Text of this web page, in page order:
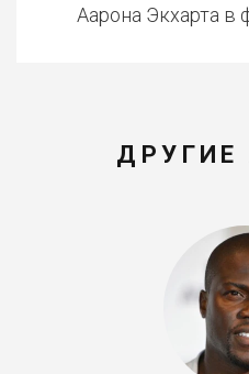
Аарона Экхарта в
ДРУГИЕ